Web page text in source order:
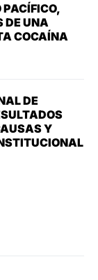
PACÍFICO,
DE UNA
COCAÍNA
DE
Y